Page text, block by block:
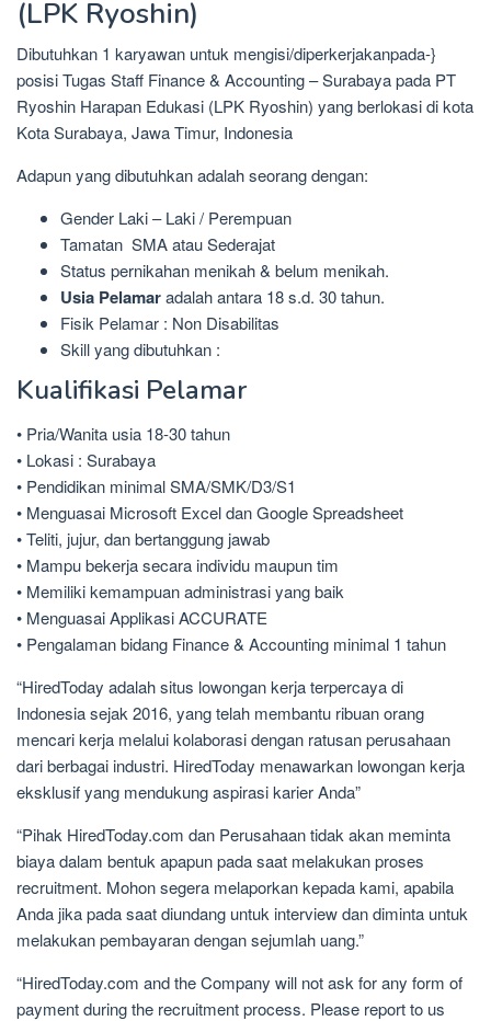
(LPK Ryoshin)
Dibutuhkan 1 karyawan untuk mengisi/diperkerjakanpada-}
posisi Tugas Staff Finance & Accounting – Surabaya pada PT
Ryoshin Harapan Edukasi (LPK Ryoshin) yang berlokasi di kota
Kota Surabaya, Jawa Timur, Indonesia
Adapun yang dibutuhkan adalah seorang dengan:
Gender Laki – Laki / Perempuan
Tamatan SMA atau Sederajat
Status pernikahan menikah & belum menikah.
Usia Pelamaradalah antara 18 s.d. 30 tahun.
Fisik Pelamar : Non Disabilitas
Skill yang dibutuhkan :
Kualifikasi Pelamar
• Pria/Wanita usia 18-30 tahun
• Lokasi : Surabaya
• Pendidikan minimal SMA/SMK/D3/S1
• Menguasai Microsoft Excel dan Google Spreadsheet
• Teliti, jujur, dan bertanggung jawab
• Mampu bekerja secara individu maupun tim
• Memiliki kemampuan administrasi yang baik
• Menguasai Applikasi ACCURATE
• Pengalaman bidang Finance & Accounting minimal 1 tahun
“HiredToday adalah situs lowongan kerja terpercaya di
Indonesia sejak 2016, yang telah membantu ribuan orang
mencari kerja melalui kolaborasi dengan ratusan perusahaan
dari berbagai industri. HiredToday menawarkan lowongan kerja
eksklusif yang mendukung aspirasi karier Anda”
“Pihak HiredToday.com dan Perusahaan tidak akan meminta
biaya dalam bentuk apapun pada saat melakukan proses
recruitment. Mohon segera melaporkan kepada kami, apabila
Anda jika pada saat diundang untuk interview dan diminta untuk
melakukan pembayaran dengan sejumlah uang.”
“HiredToday.com and the Company will not ask for any form of
payment during the recruitment process. Please report to us